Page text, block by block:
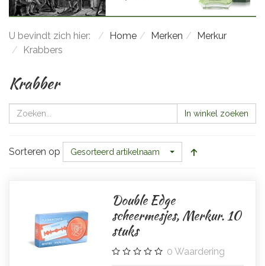
U bevindt zich hier: Home Merken
Merkur
Krabbers
Krabber
In winkel zoeken
Sorteren op Gesorteerd artikelnaam
Double Edge
scheermesjes, Merkur. 10
stuks
0 Waardering